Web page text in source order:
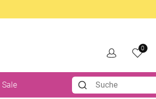
0
Sale